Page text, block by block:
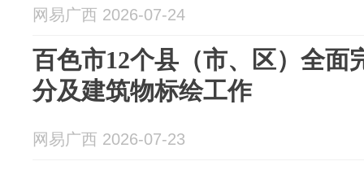
网易广西 2026-07-24
百色市12个县（市、区）全面
分及建筑物标绘工作
网易广西 2026-07-23